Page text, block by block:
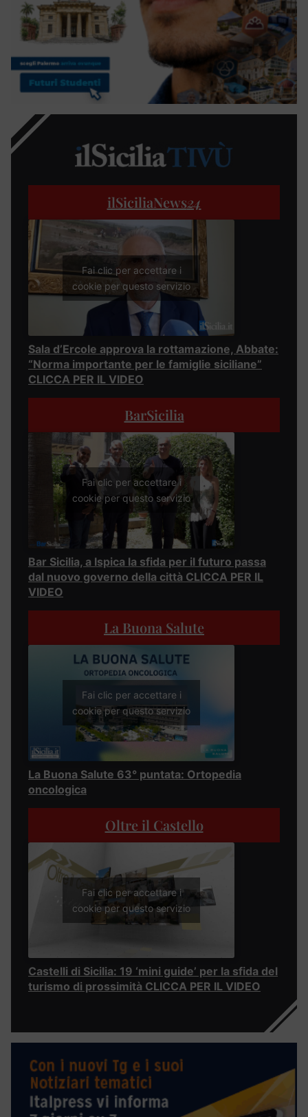
ilSiciliaNews24
Fai clic per accettare i
cookie per questo servizio
Sala d’Ercole approva la rottamazione, Abbate:
“Norma importante per le famiglie siciliane”
CLICCA PER IL VIDEO
BarSicilia
Fai clic per accettare i
cookie per questo servizio
Bar Sicilia, a Ispica la sfida per il futuro passa
dal nuovo governo della città CLICCA PER IL
VIDEO
La Buona Salute
Fai clic per accettare i
cookie per questo servizio
La Buona Salute 63° puntata: Ortopedia
oncologica
Oltre il Castello
Fai clic per accettare i
cookie per questo servizio
Castelli di Sicilia: 19 ‘mini guide’ per la sfida del
turismo di prossimità CLICCA PER IL VIDEO